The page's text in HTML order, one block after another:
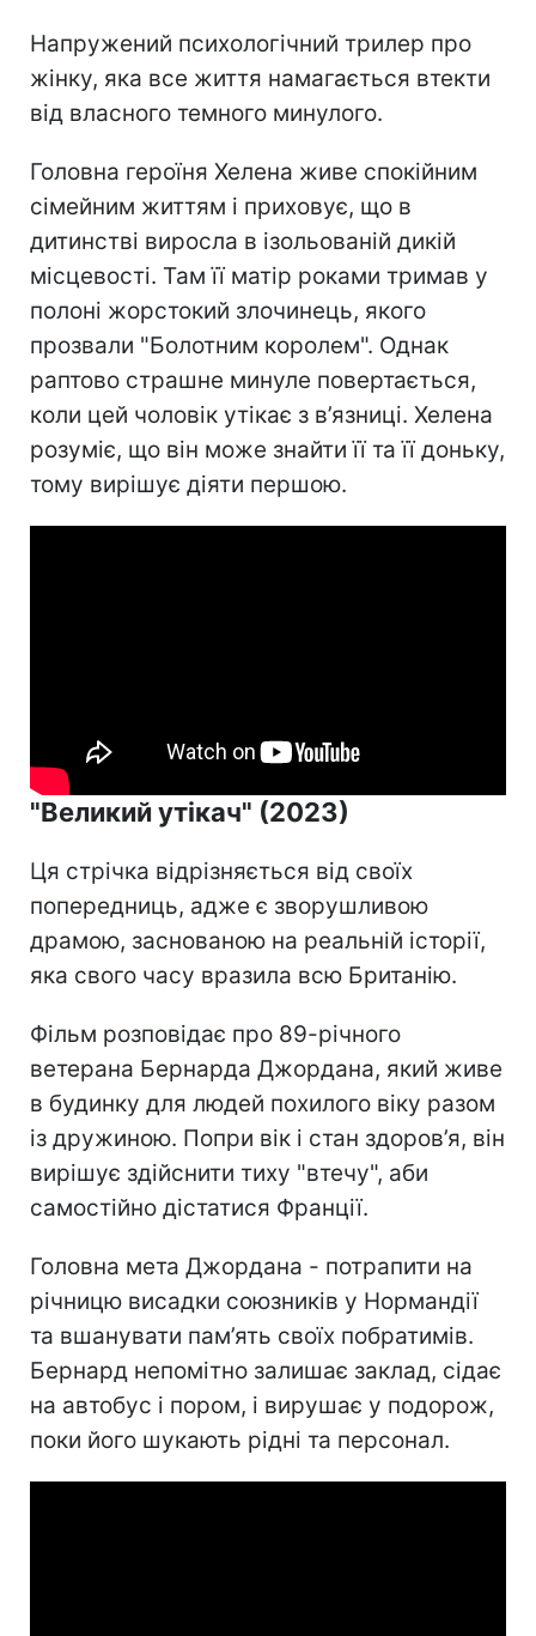
Напружений психологічний трилер про
жінку, яка все життя намагається втекти
від власного темного минулого.
Головна героїня Хелена живе спокійним
сімейним життям і приховує, що в
дитинстві виросла в ізольованій дикій
місцевості. Там її матір роками тримав у
полоні жорстокий злочинець, якого
прозвали "Болотним королем". Однак
раптово страшне минуле повертається,
коли цей чоловік утікає з в’язниці. Хелена
розуміє, що він може знайти її та її доньку,
тому вирішує діяти першою.
"Великий утікач" (2023)
Ця стрічка відрізняється від своїх
попередниць, адже є зворушливою
драмою, заснованою на реальній історії,
яка свого часу вразила всю Британію.
Фільм розповідає про 89-річного
ветерана Бернарда Джордана, який живе
в будинку для людей похилого віку разом
із дружиною. Попри вік і стан здоров’я, він
вирішує здійснити тиху "втечу", аби
самостійно дістатися Франції.
Головна мета Джордана - потрапити на
річницю висадки союзників у Нормандії
та вшанувати пам’ять своїх побратимів.
Бернард непомітно залишає заклад, сідає
на автобус і пором, і вирушає у подорож,
поки його шукають рідні та персонал.